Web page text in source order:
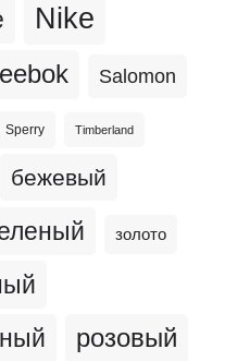
Nike
Salomon
Sperry Timberland
бежевый
золото
розовый